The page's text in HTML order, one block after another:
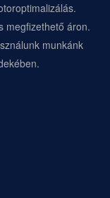
megfizethető áron.
munkánk